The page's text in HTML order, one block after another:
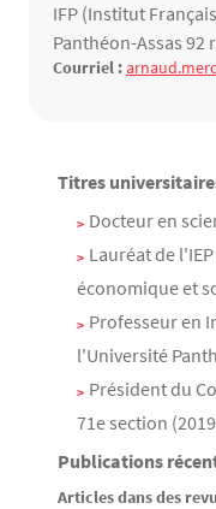
IFP (Institut
Panthéon-Assas 92
Courriel :
Contenu
Texte
Titres
Docteur en
Lauréat de
économique et
Professeur en
l'Université
Président du
71e section
Publications
Articles dans des